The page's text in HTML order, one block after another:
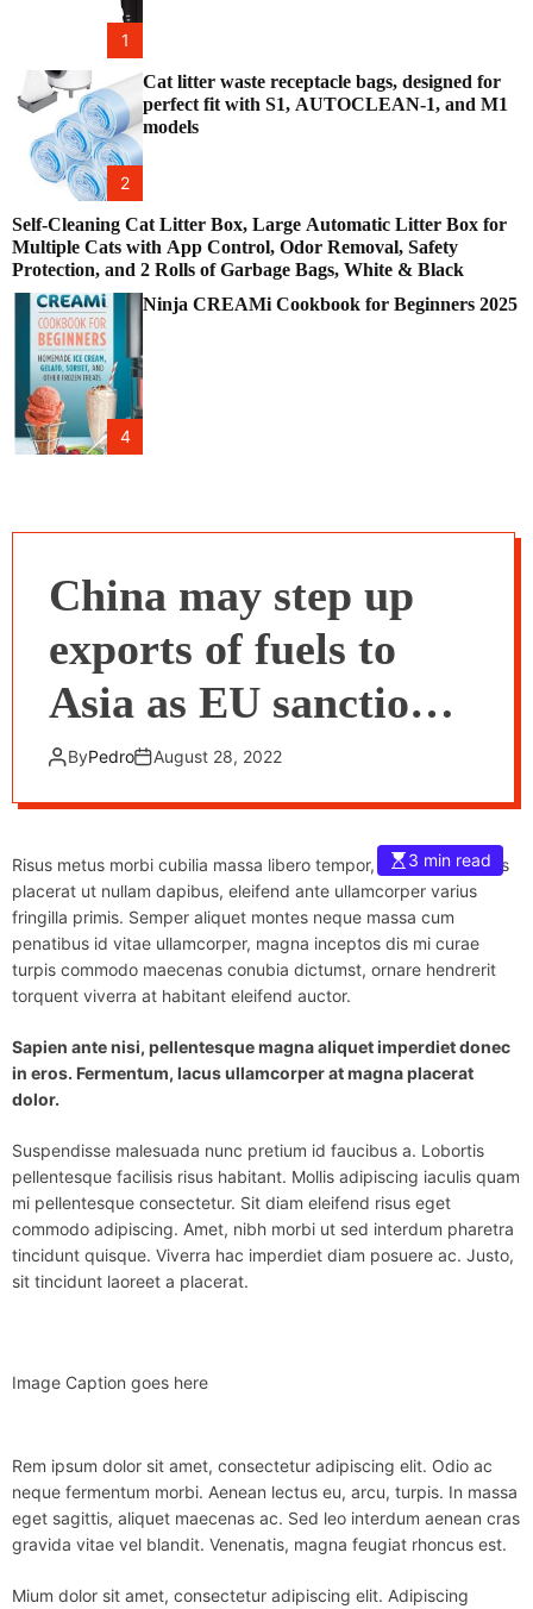
1
2
Cat litter waste receptacle bags, designed for
perfect fit with S1, AUTOCLEAN-1, and M1
models
Self-Cleaning Cat Litter Box, Large Automatic Litter Box for
Multiple Cats with App Control, Odor Removal, Safety
Protection, and 2 Rolls of Garbage Bags, White & Black
4
Ninja CREAMi Cookbook for Beginners 2025
China may step up
exports of fuels to
Asia as EU sanctions
tighten
ByPedro August 28, 2022
3 min read
Risus metus morbi cubilia massa libero tempor, nisl hac convallis
placerat ut nullam dapibus, eleifend ante ullamcorper varius
fringilla primis. Semper aliquet montes neque massa cum
penatibus id vitae ullamcorper, magna inceptos dis mi curae
turpis commodo maecenas conubia dictumst, ornare hendrerit
torquent viverra at habitant eleifend auctor.
Sapien ante nisi, pellentesque magna aliquet imperdiet donec
in eros. Fermentum, lacus ullamcorper at magna placerat
dolor.
Suspendisse malesuada nunc pretium id faucibus a. Lobortis
pellentesque facilisis risus habitant. Mollis adipiscing iaculis quam
mi pellentesque consectetur. Sit diam eleifend risus eget
commodo adipiscing. Amet, nibh morbi ut sed interdum pharetra
tincidunt quisque. Viverra hac imperdiet diam posuere ac. Justo,
sit tincidunt laoreet a placerat.
Image Caption goes here
Rem ipsum dolor sit amet, consectetur adipiscing elit. Odio ac
neque fermentum morbi. Aenean lectus eu, arcu, turpis. In massa
eget sagittis, aliquet maecenas ac. Sed leo interdum aenean cras
gravida vitae vel blandit. Venenatis, magna feugiat rhoncus est.
Mium dolor sit amet, consectetur adipiscing elit. Adipiscing